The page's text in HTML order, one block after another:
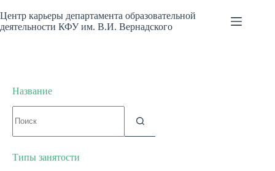
к
сути
Центр карьеры департамента образовательной
деятельности КФУ им. В.И. Вернадского
Название
не
Типы занятости